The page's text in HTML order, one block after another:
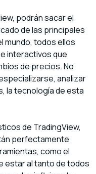
podrán sacar el
de las principales
mundo, todos ellos
interactivos que
de precios. No
analizar
la tecnología de esta
de TradingView,
perfectamente
como el
estar al tanto de todos